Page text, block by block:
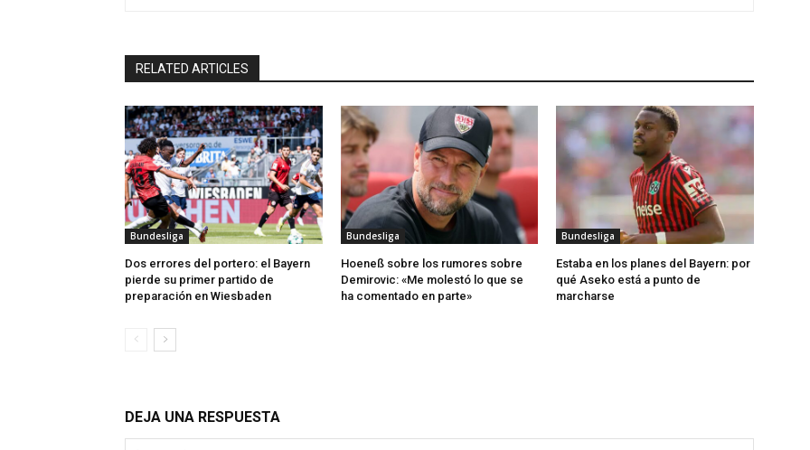
RELATED ARTICLES
Bundesliga
Dos errores del portero: el Bayern
pierde su primer partido de
preparación en Wiesbaden
Bundesliga
Hoeneß sobre los rumores sobre
Demirovic: «Me molestó lo que se
ha comentado en parte»
Bundesliga
Estaba en los planes del Bayern: por
qué Aseko está a punto de
marcharse
DEJA UNA RESPUESTA